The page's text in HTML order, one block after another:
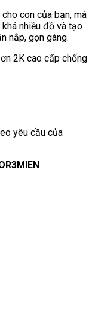
con của bạn, mà
nhiều đồ và tạo
nắp, gọn gàng.
2K cao cấp chống
yêu cầu của